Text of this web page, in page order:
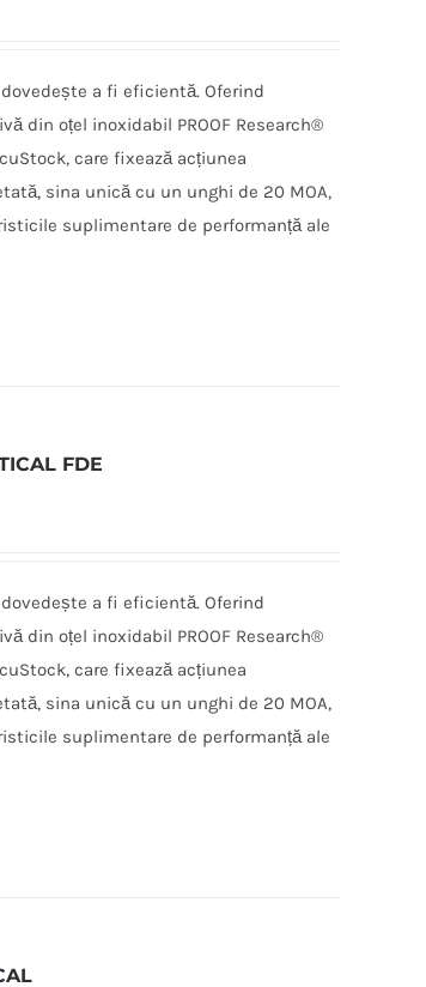
a fi eficientă. Oferind
din oțel inoxidabil PROOF Research®
care fixează acțiunea
sina unică cu un unghi de 20 MOA,
suplimentare de performanță ale
FDE
a fi eficientă. Oferind
din oțel inoxidabil PROOF Research®
care fixează acțiunea
sina unică cu un unghi de 20 MOA,
suplimentare de performanță ale